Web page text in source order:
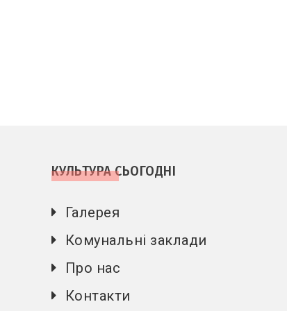
КУЛЬТУРА СЬОГОДНІ
Галерея
Комунальні заклади
Про нас
Контакти